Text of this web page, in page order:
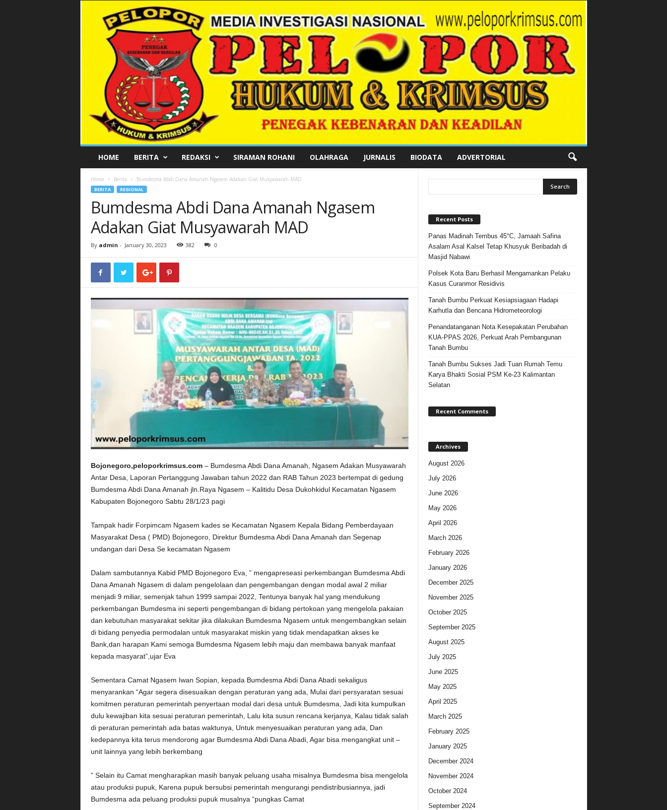
L
HOME BERITA REDAKSI SIRAMAN ROHANI OLAHRAGA JURNALIS BIODATA ADVERTORIAL
Home Berita Bumdesma Abdi Dana Amanah Ngasem Adakan Giat Musyawarah MAD
BERITA REGIONAL
Bumdesma Abdi Dana Amanah Ngasem
Adakan Giat Musyawarah MAD
By admin - January 30, 2023 382 0
Bojonegoro,peloporkrimsus.com– Bumdesma Abdi Dana Amanah, Ngasem Adakan Musyawarah
Antar Desa, Laporan Pertanggung Jawaban tahun 2022 dan RAB Tahun 2023 bertempat di gedung
Bumdesma Abdi Dana Amanah jln.Raya Ngasem – Kalitidu Desa Dukohkidul Kecamatan Ngasem
Kabupaten Bojonegoro Sabtu 28/1/23 pagi
Tampak hadir Forpimcam Ngasem kades se Kecamatan Ngasem Kepala Bidang Pemberdayaan
Masyarakat Desa ( PMD) Bojonegoro, Direktur Bumdesma Abdi Dana Amanah dan Segenap
undangan dari Desa Se kecamatan Ngasem
Dalam sambutannya Kabid PMD Bojonegoro Eva, ” mengapreseasi perkembangan Bumdesma Abdi
Dana Amanah Ngasem di dalam pengelolaan dan pengembangan dengan modal awal 2 miliar
menjadi 9 miliar, semenjak tahun 1999 sampai 2022, Tentunya banyak hal yang mendukung
perkembangan Bumdesma ini seperti pengembangan di bidang pertokoan yang mengelola pakaian
dan kebutuhan masyarakat sekitar jika dilakukan Bumdesma Ngasem untuk mengembangkan selain
di bidang penyedia permodalan untuk masyarakat miskin yang tidak mendapatkan akses ke
Bank,dan harapan Kami semoga Bumdesma Ngasem lebih maju dan membawa banyak manfaat
kepada masyarat”,ujar Eva
Sementara Camat Ngasem Iwan Sopian, kepada Bumdesma Abdi Dana Abadi sekaligus
menyarankan “Agar segera disesuaikan dengan peraturan yang ada, Mulai dari persyaratan sesuai
komitmen peraturan pemerintah penyertaan modal dari desa untuk Bumdesma, Jadi kita kumpulkan
dulu kewajiban kita sesuai peraturan pemerintah, Lalu kita susun rencana kerjanya, Kalau tidak salah
di peraturan pemerintah ada batas waktunya, Untuk menyesuaikan peraturan yang ada, Dan
kedepannya kita terus mendorong agar Bumdesma Abdi Dana Abadi, Agar bisa mengangkat unit –
unit lainnya yang lebih berkembang
” Selain itu Camat mengharapkan masih banyak peluang usaha misalnya Bumdesma bisa mengelola
atau produksi pupuk, Karena pupuk bersubsi pemerintah mengurangi pendistribusiannya, jadi
Bumdesma ada peluang produksi pupuk musalnya “pungkas Camat
Recent Posts
Panas Madinah Tembus 45°C, Jamaah Safina
Asalam Asal Kalsel Tetap Khusyuk Beribadah di
Masjid Nabawi
Polsek Kota Baru Berhasil Mengamankan Pelaku
Kasus Curanmor Residivis
Tanah Bumbu Perkuat Kesiapsiagaan Hadapi
Karhutla dan Bencana Hidrometeorologi
Penandatanganan Nota Kesepakatan Perubahan
KUA-PPAS 2026, Perkuat Arah Pembangunan
Tanah Bumbu
Tanah Bumbu Sukses Jadi Tuan Rumah Temu
Karya Bhakti Sosial PSM Ke-23 Kalimantan
Selatan
Recent Comments
Archives
August 2026
July 2026
June 2026
May 2026
April 2026
March 2026
February 2026
January 2026
December 2025
November 2025
October 2025
September 2025
August 2025
July 2025
June 2025
May 2025
April 2025
March 2025
February 2025
January 2025
December 2024
November 2024
October 2024
September 2024